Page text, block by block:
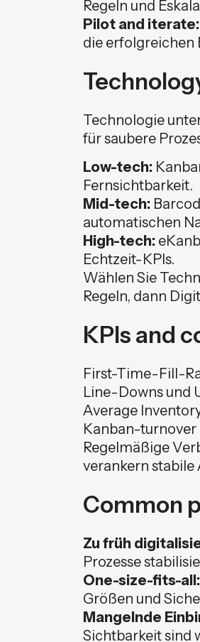
Regeln und
Pilot and iterate:
die erfolgreichen
Technologie
für saubere
Low-tech:
Fernsichtbarkeit.
Mid-tech:
automatischen
High-tech:
Echtzeit-KPIs.
Wählen Sie
Regeln, dann
KPIs and
First-Time-Fill-
Line-Downs und
Average
Kanban-
Regelmäßige
verankern stabile
Common
Zu früh
Prozesse
One-size-fits-all:
Größen und
Mangelnde
Sichtbarkeit sind